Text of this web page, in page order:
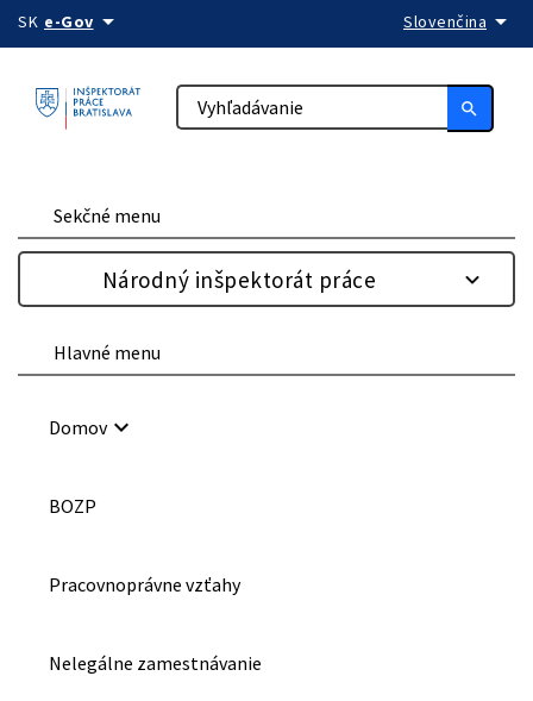
Preskočiť na obsah
SK e-Govarrow_drop_down Slovenčina arrow_drop_down
search
Sekčné menu
Národný inšpektorát práce
Hlavné menu
Domovkeyboard_arrow_down
BOZP
Pracovnoprávne vzťahy
Nelegálne zamestnávanie